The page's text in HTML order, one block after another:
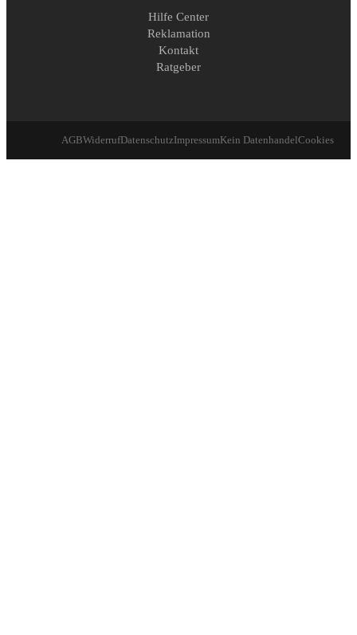
Hilfe Center
Reklamation
Kontakt
Ratgeber
AGBWiderrufDatenschutzImpressumKein DatenhandelCookies